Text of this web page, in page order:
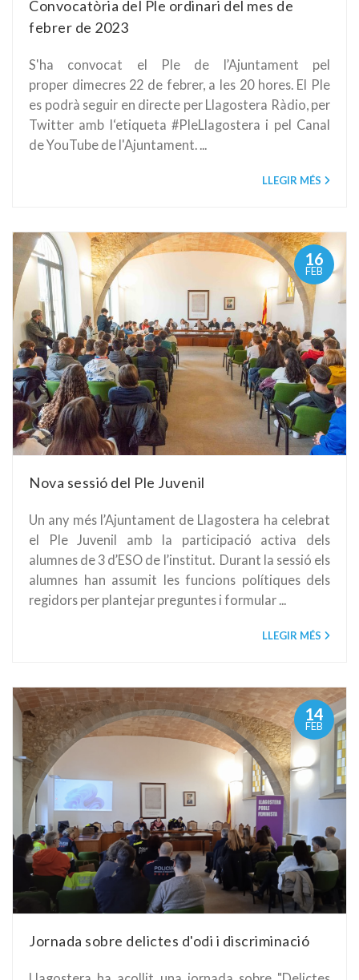
Convocatòria del Ple ordinari del mes de
febrer de 2023
S'ha convocat el Ple de l’Ajuntament pel
proper dimecres 22 de febrer, a les 20 hores. El Ple
es podrà seguir en directe per Llagostera Ràdio, per
Twitter amb l‘etiqueta #PleLlagostera i pel Canal
de YouTube de l'Ajuntament. ...
LLEGIR MÉS
16
FEB
Nova sessió del Ple Juvenil
Un any més l’Ajuntament de Llagostera ha celebrat
el Ple Juvenil amb la participació activa dels
alumnes de 3 d’ESO de l’institut. Durant la sessió els
alumnes han assumit les funcions polítiques dels
regidors per plantejar preguntes i formular ...
LLEGIR MÉS
14
FEB
Jornada sobre delictes d'odi i discriminació